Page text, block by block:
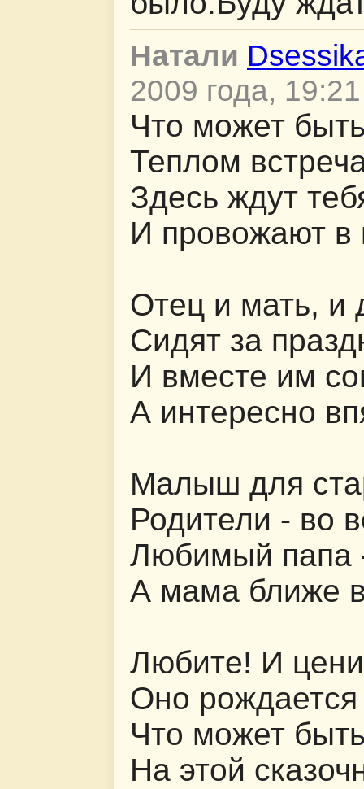
Натали
2009 года, 19:21
Что может
Теплом
Здесь ждут
И провожают в
Отец и мать, и
Сидят за
И вместе им
А интересно
Малыш для
Родители - во
Любимый папа
А мама ближе
Любите! И
Оно
Что может
На этой